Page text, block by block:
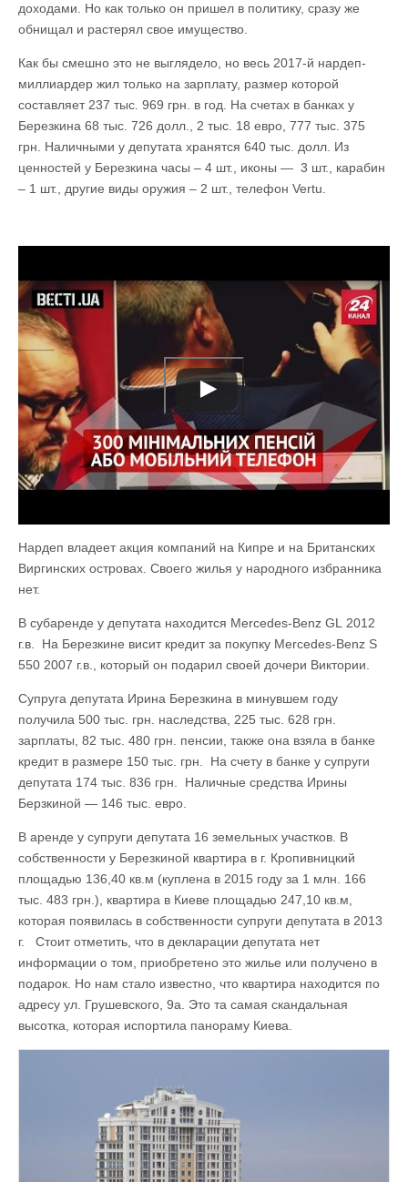
доходами. Но как только он пришел в политику, сразу же
обнищал и растерял свое имущество.
Как бы смешно это не выглядело, но весь 2017-й нардеп-
миллиардер жил только на зарплату, размер которой
составляет 237 тыс. 969 грн. в год. На счетах в банках у
Березкина 68 тыс. 726 долл., 2 тыс. 18 евро, 777 тыс. 375
грн. Наличными у депутата хранятся 640 тыс. долл. Из
ценностей у Березкина часы – 4 шт., иконы — 3 шт., карабин
– 1 шт., другие виды оружия – 2 шт., телефон Vertu.
Нардеп владеет акция компаний на Кипре и на Британских
Виргинских островах. Своего жилья у народного избранника
нет.
В субаренде у депутата находится Mercedes-Benz GL 2012
г.в. На Березкине висит кредит за покупку Mercedes-Benz S
550 2007 г.в., который он подарил своей дочери Виктории.
Супруга депутата Ирина Березкина в минувшем году
получила 500 тыс. грн. наследства, 225 тыс. 628 грн.
зарплаты, 82 тыс. 480 грн. пенсии, также она взяла в банке
кредит в размере 150 тыс. грн. На счету в банке у супруги
депутата 174 тыс. 836 грн. Наличные средства Ирины
Берзкиной — 146 тыс. евро.
В аренде у супруги депутата 16 земельных участков. В
собственности у Березкиной квартира в г. Кропивницкий
площадью 136,40 кв.м (куплена в 2015 году за 1 млн. 166
тыс. 483 грн.), квартира в Киеве площадью 247,10 кв.м,
которая появилась в собственности супруги депутата в 2013
г. Стоит отметить, что в декларации депутата нет
информации о том, приобретено это жилье или получено в
подарок. Но нам стало известно, что квартира находится по
адресу ул. Грушевского, 9а. Это та самая скандальная
высотка, которая испортила панораму Киева.